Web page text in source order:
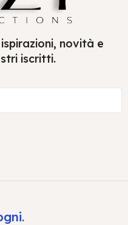
novità e
iscritti.